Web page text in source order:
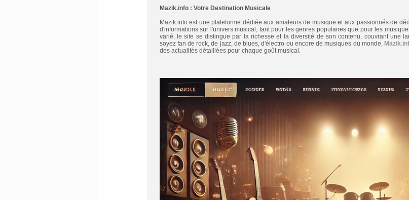
Mazik.info : Votre Destination Musicale
Mazik.info est une plateforme dédiée aux amateurs de musique et aux passionnés de
d'informations sur l'univers musical, tant pour les genres populaires que pour les
varié, le site se distingue par la richesse et la diversité de son contenu, couvrant une
soyez fan de rock, de jazz, de blues, d'électro ou encore de musiques du monde,
des actualités détaillées pour chaque goût musical.